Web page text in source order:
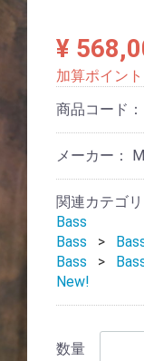
¥
加算ポイント
商品コード：
メーカー：
関連カテゴリ
Bass
Bass
Bass
New!
数量